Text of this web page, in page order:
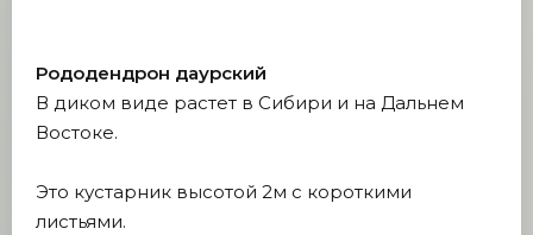
Рододендрон даурский
В диком виде растет в Сибири и на Дальнем
Востоке.
Это кустарник высотой 2м с короткими
листьями.